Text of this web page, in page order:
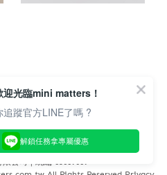
公司 | 統編 83689089
迎光臨mini matters！
追蹤官方LINE了嗎 ?
解鎖任務拿專屬優惠